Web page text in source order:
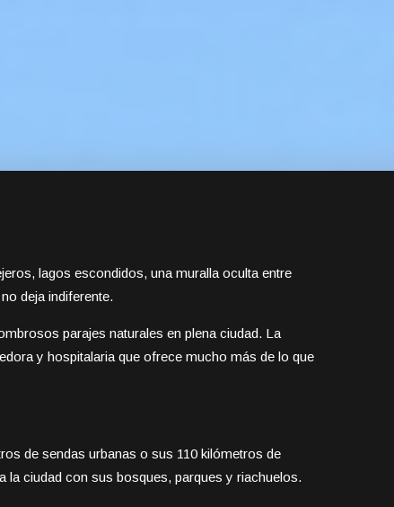
lagos escondidos, una muralla oculta entre
deja indiferente.
parajes naturales en plena ciudad. La
y hospitalaria que ofrece mucho más de lo que
de sendas urbanas o sus 110 kilómetros de
la ciudad con sus bosques, parques y riachuelos.